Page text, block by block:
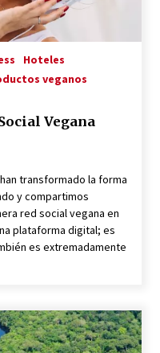
Hoteles
veganos
Vegana
transformado la forma
y compartimos
red social vegana en
plataforma digital; es
es extremadamente